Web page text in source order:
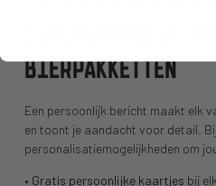
BIERPAKKETTEN
Een persoonlijk bericht maakt elk
en toont je aandacht voor detail.
personalisatiemogelijkheden om
• Gratis persoonlijke kaartjes bij